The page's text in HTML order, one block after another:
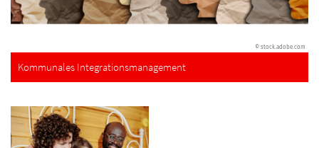
© stock.adobe.com
Kommunales Integrationsmanagement